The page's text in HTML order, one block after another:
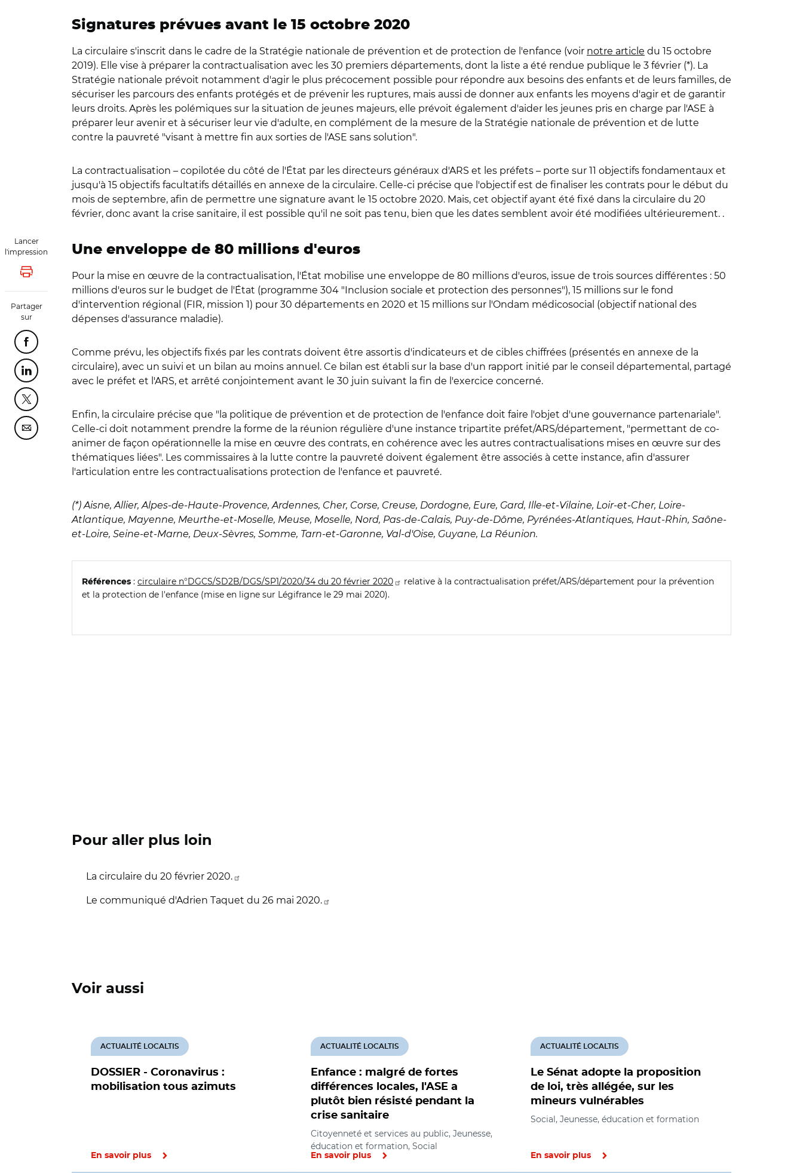
Lancer
l'impression
Lancer l'impression
Partager
sur
Partager cette page sur Facebook
Partager cette page sur Linkedin
Partager cette page sur Twitter
Partager cette page sur Courriel
Signatures prévues avant le 15 octobre 2020
La circulaire s'inscrit dans le cadre de la Stratégie nationale de prévention et de protection de l'enfance (voir notre article du 15 octobre
2019). Elle vise à préparer la contractualisation avec les 30 premiers départements, dont la liste a été rendue publique le 3 février (*). La
Stratégie nationale prévoit notamment d'agir le plus précocement possible pour répondre aux besoins des enfants et de leurs familles, de
sécuriser les parcours des enfants protégés et de prévenir les ruptures, mais aussi de donner aux enfants les moyens d'agir et de garantir
leurs droits. Après les polémiques sur la situation de jeunes majeurs, elle prévoit également d'aider les jeunes pris en charge par l'ASE à
préparer leur avenir et à sécuriser leur vie d'adulte, en complément de la mesure de la Stratégie nationale de prévention et de lutte
contre la pauvreté "visant à mettre fin aux sorties de l'ASE sans solution".
La contractualisation – copilotée du côté de l'État par les directeurs généraux d'ARS et les préfets – porte sur 11 objectifs fondamentaux et
jusqu'à 15 objectifs facultatifs détaillés en annexe de la circulaire. Celle-ci précise que l'objectif est de finaliser les contrats pour le début du
mois de septembre, afin de permettre une signature avant le 15 octobre 2020. Mais, cet objectif ayant été fixé dans la circulaire du 20
février, donc avant la crise sanitaire, il est possible qu'il ne soit pas tenu, bien que les dates semblent avoir été modifiées ultérieurement. .
Une enveloppe de 80 millions d'euros
Pour la mise en œuvre de la contractualisation, l'État mobilise une enveloppe de 80 millions d'euros, issue de trois sources différentes : 50
millions d'euros sur le budget de l'État (programme 304 "Inclusion sociale et protection des personnes"), 15 millions sur le fond
d'intervention régional (FIR, mission 1) pour 30 départements en 2020 et 15 millions sur l'Ondam médicosocial (objectif national des
dépenses d'assurance maladie).
Comme prévu, les objectifs fixés par les contrats doivent être assortis d'indicateurs et de cibles chiffrées (présentés en annexe de la
circulaire), avec un suivi et un bilan au moins annuel. Ce bilan est établi sur la base d'un rapport initié par le conseil départemental, partagé
avec le préfet et l'ARS, et arrêté conjointement avant le 30 juin suivant la fin de l'exercice concerné.
Enfin, la circulaire précise que "la politique de prévention et de protection de l'enfance doit faire l'objet d'une gouvernance partenariale".
Celle-ci doit notamment prendre la forme de la réunion régulière d'une instance tripartite préfet/ARS/département, "permettant de co-
animer de façon opérationnelle la mise en œuvre des contrats, en cohérence avec les autres contractualisations mises en œuvre sur des
thématiques liées". Les commissaires à la lutte contre la pauvreté doivent également être associés à cette instance, afin d'assurer
l'articulation entre les contractualisations protection de l'enfance et pauvreté.
(*) Aisne, Allier, Alpes-de-Haute-Provence, Ardennes, Cher, Corse, Creuse, Dordogne, Eure, Gard, Ille-et-Vilaine, Loir-et-Cher, Loire-
Atlantique, Mayenne, Meurthe-et-Moselle, Meuse, Moselle, Nord, Pas-de-Calais, Puy-de-Dôme, Pyrénées-Atlantiques, Haut-Rhin, Saône-
et-Loire, Seine-et-Marne, Deux-Sèvres, Somme, Tarn-et-Garonne, Val-d'Oise, Guyane, La Réunion.
Références : circulaire n°DGCS/SD2B/DGS/SP1/2020/34 du 20 février 2020
relative à la contractualisation préfet/ARS/département pour la prévention
et la protection de l'enfance (mise en ligne sur Légifrance le 29 mai 2020).
Pour aller plus loin
La circulaire du 20 février 2020.
Le communiqué d'Adrien Taquet du 26 mai 2020.
Voir aussi
DOSSIER - Coronavirus :
mobilisation tous azimuts
ACTUALITÉ LOCALTIS
En savoir plus
Enfance : malgré de fortes
différences locales, l'ASE a
plutôt bien résisté pendant la
crise sanitaire
ACTUALITÉ LOCALTIS
Citoyenneté et services au public, Jeunesse,
éducation et formation, Social
En savoir plus
Le Sénat adopte la proposition
de loi, très allégée, sur les
mineurs vulnérables
ACTUALITÉ LOCALTIS
Social, Jeunesse, éducation et formation
En savoir plus